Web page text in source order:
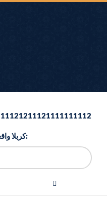
Search in کربلا واقعہ: